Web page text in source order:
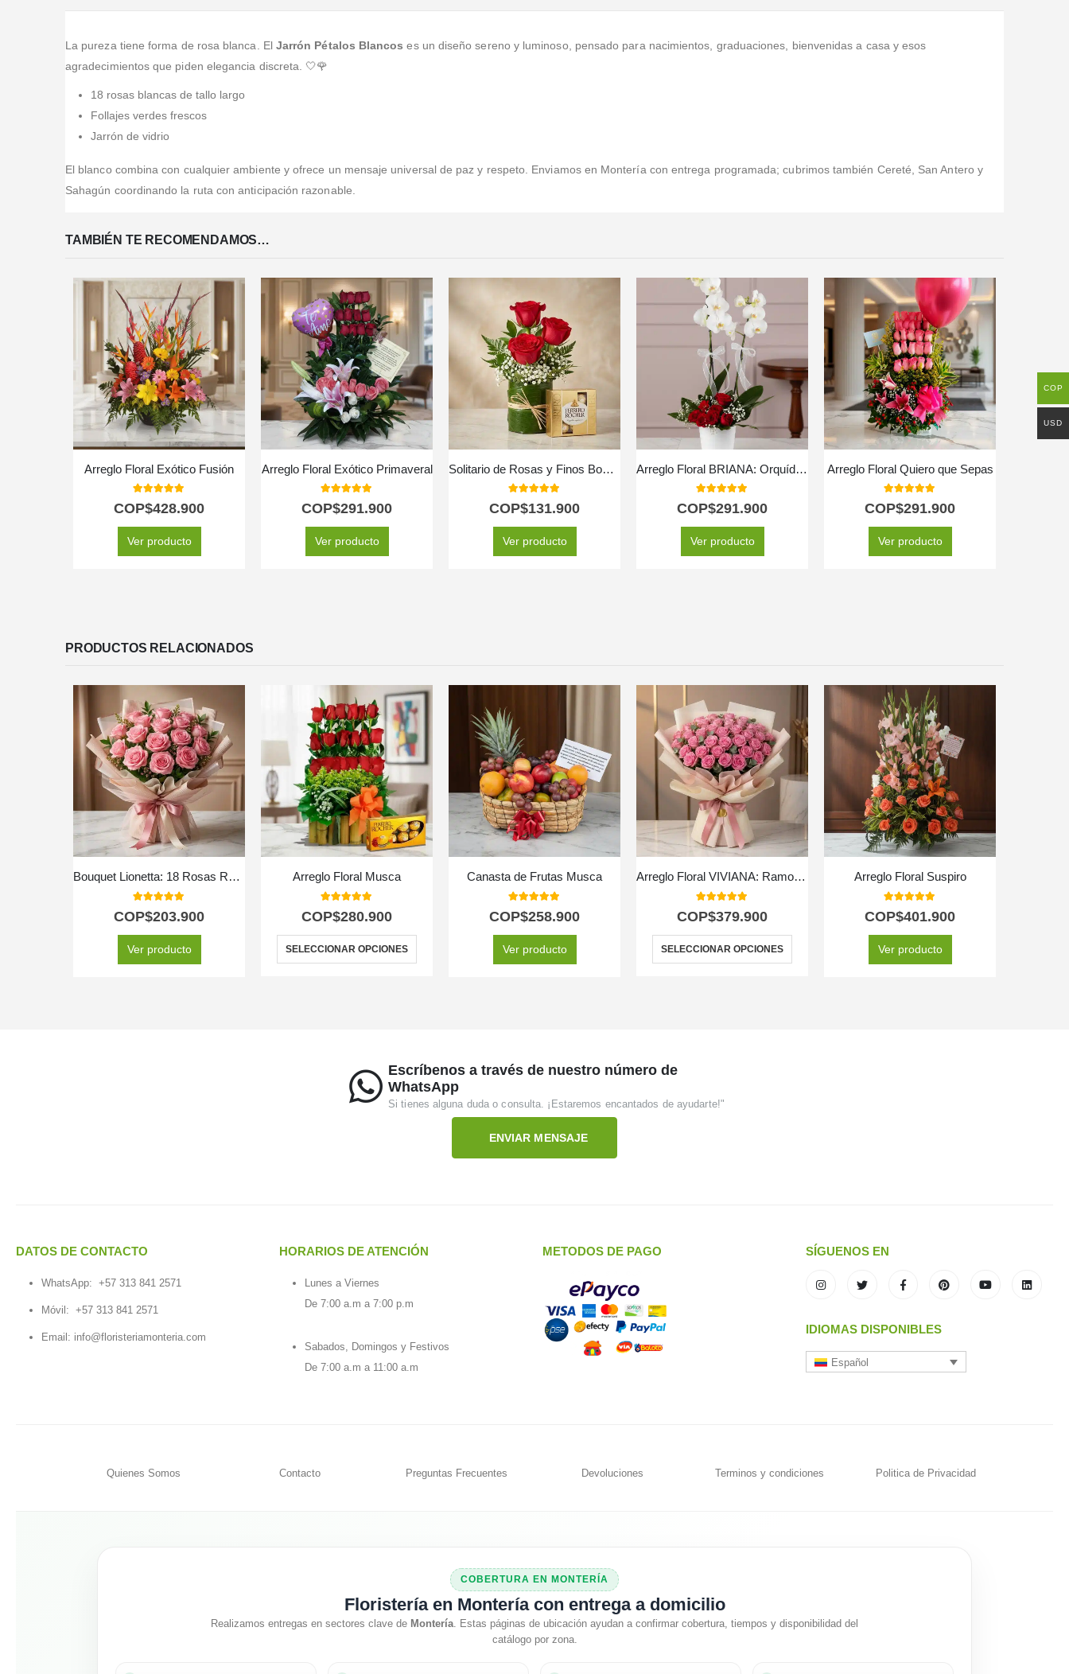
La pureza tiene forma de rosa blanca. El Jarrón Pétalos Blancos es un diseño sereno y luminoso, pensado para nacimientos, graduaciones, bienvenidas a casa y esos
agradecimientos que piden elegancia discreta. 🤍🌹
18 rosas blancas de tallo largo
Follajes verdes frescos
Jarrón de vidrio
El blanco combina con cualquier ambiente y ofrece un mensaje universal de paz y respeto. Enviamos en Montería con entrega programada; cubrimos también Cereté, San Antero y
Sahagún coordinando la ruta con anticipación razonable.
TAMBIÉN TE RECOMENDAMOS…
Arreglo Floral Exótico Fusión
5.00
COP$428.900
Ver producto
Arreglo Floral Exótico Primaveral
5.00
COP$291.900
Ver producto
Solitario de Rosas y Finos Bombones MADONNA 🌹
5.00
COP$131.900
Ver producto
Arreglo Floral BRIANA: Orquídea y Rosas Rojas para Enamorar 🌹
5.00
COP$291.900
Ver producto
Arreglo Floral Quiero que Sepas
5.00
COP$291.900
Ver producto
PRODUCTOS RELACIONADOS
Bouquet Lionetta: 18 Rosas Rosadas para Ocasiones Especiales 🌹
COP$203.900
Ver producto
Arreglo Floral Musca
COP$280.900
SELECCIONAR OPCIONES
Canasta de Frutas Musca
COP$258.900
Ver producto
Arreglo Floral VIVIANA: Ramo con 44 Rosas para Expresar lo que Sientes 🌹
COP$379.900
SELECCIONAR OPCIONES
Arreglo Floral Suspiro
COP$401.900
Ver producto
Escríbenos a través de nuestro número de
WhatsApp
Si tienes alguna duda o consulta. ¡Estaremos encantados de ayudarte!"
ENVIAR MENSAJE
DATOS DE CONTACTO
WhatsApp: +57 313 841 2571
Móvil: +57 313 841 2571
Email: info@floristeriamonteria.com
HORARIOS DE ATENCIÓN
Lunes a Viernes
De 7:00 a.m a 7:00 p.m
Sabados, Domingos y Festivos
De 7:00 a.m a 11:00 a.m
METODOS DE PAGO SÍGUENOS EN
IDIOMAS DISPONIBLES
Español
Quienes Somos Contacto Preguntas Frecuentes Devoluciones Terminos y condiciones Politica de Privacidad
COBERTURA EN MONTERÍA
Floristería en Montería con entrega a domicilio
Realizamos entregas en sectores clave de Montería . Estas páginas de ubicación ayudan a confirmar cobertura, tiempos y disponibilidad del
catálogo por zona.
COP
USD